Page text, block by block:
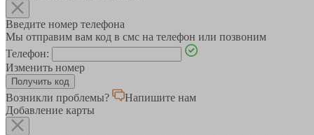
Введите номер телефона
Мы отправим вам код в смс на телефон или позвоним
Телефон:
Изменить номер
Возникли проблемы?
Напишите нам
Добавление карты